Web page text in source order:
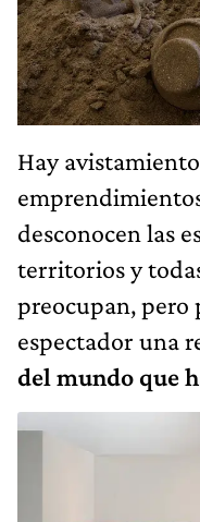
Hay
desconocen las
territorios y
preocupan, pero
espectador una
del mundo que